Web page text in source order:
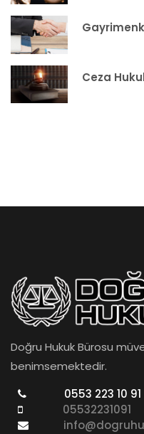
Ceza
Doğru Hukuk Bürosu
benimsemektedir.
0553 223 10 91
05532231091